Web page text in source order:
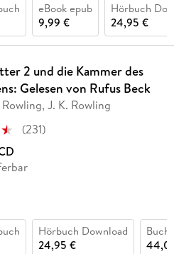
eBook epub
9,99 €
Hörbuch
24,95 €
2 und die Kammer des
Gelesen von Rufus Beck
J. K. Rowling
(231)
Hörbuch Download
24,95 €
Buch